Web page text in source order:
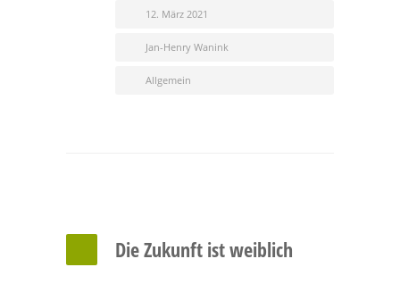
12. März 2021
Jan-Henry Wanink
Allgemein
Die Zukunft ist weiblich